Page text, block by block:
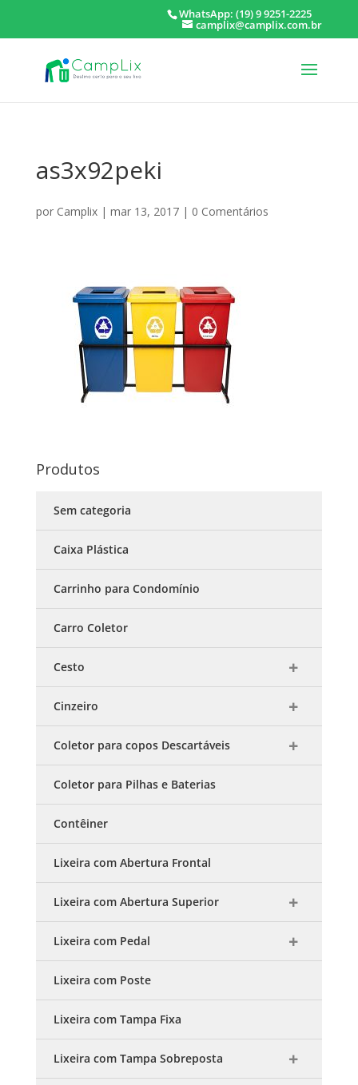
WhatsApp: (19) 9 9251-2225
camplix@camplix.com.br
as3x92peki
por Camplix| mar 13, 2017| 0 Comentários
Produtos
Sem categoria
Caixa Plástica
Carrinho para Condomínio
Carro Coletor
Cesto
Cinzeiro
Coletor para copos Descartáveis
Coletor para Pilhas e Baterias
Contêiner
Lixeira com Abertura Frontal
Lixeira com Abertura Superior
Lixeira com Pedal
Lixeira com Poste
Lixeira com Tampa Fixa
Lixeira com Tampa Sobreposta